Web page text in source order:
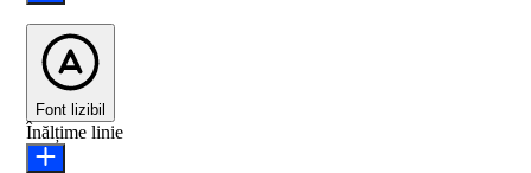
Font lizibil
Înălțime linie